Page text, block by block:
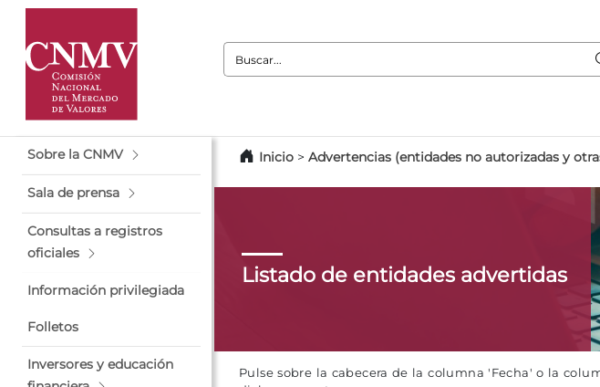
Buscar:
Sobre la CNMV
Sala de prensa
Consultas a registros
oficiales
Información privilegiada
Folletos
Inversores y educación
Inicio > Advertencias (entidades no autorizadas y
Listado de entidades advertidas
Pulse sobre la cabecera de la columna 'Fecha' o la